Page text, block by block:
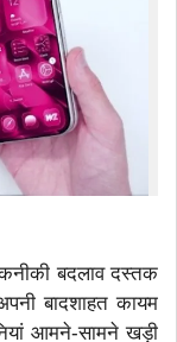
बदलाव दस्तक
बादशाहत कायम
आमने-सामने खड़ी